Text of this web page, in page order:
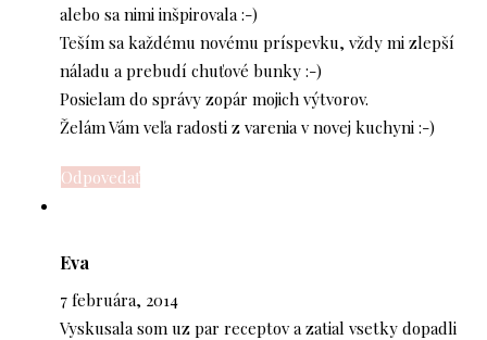
alebo sa nimi inšpirovala :-)
Teším sa každému novému príspevku, vždy mi zlepší
náladu a prebudí chuťové bunky :-)
Posielam do správy zopár mojich výtvorov.
Želám Vám veľa radosti z varenia v novej kuchyni :-)
Odpovedať
Eva
7 februára, 2014
Vyskusala som uz par receptov a zatial vsetky dopadli